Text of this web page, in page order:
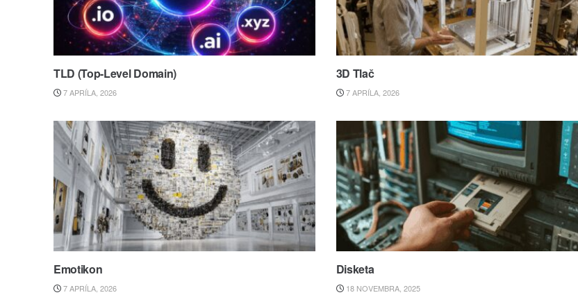
TLD (Top-Level Domain)
7 APRÍLA, 2026
3D Tlač
7 APRÍLA, 2026
Emotikon
7 APRÍLA, 2026
Disketa
18 NOVEMBRA, 2025